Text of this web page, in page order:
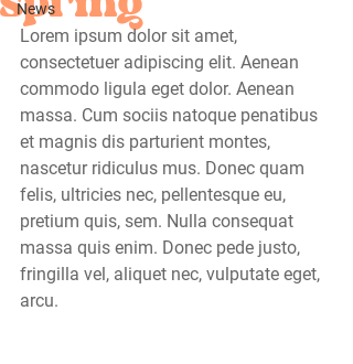
News
Lorem ipsum dolor sit amet,
consectetuer adipiscing elit. Aenean
commodo ligula eget dolor. Aenean
massa. Cum sociis natoque penatibus
et magnis dis parturient montes,
nascetur ridiculus mus. Donec quam
felis, ultricies nec, pellentesque eu,
pretium quis, sem. Nulla consequat
massa quis enim. Donec pede justo,
fringilla vel, aliquet nec, vulputate eget,
arcu.